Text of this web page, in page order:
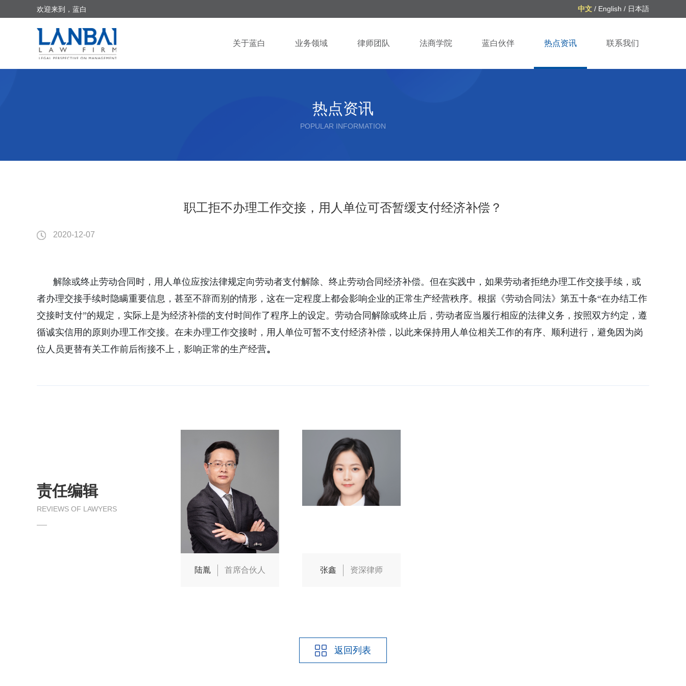
欢迎来到，蓝白 中文 / English / 日本語
关于蓝白 业务领域 律师团队 法商学院 蓝白伙伴 热点资讯 联系我们
热点资讯
POPULAR INFORMATION
职工拒不办理工作交接，用人单位可否暂缓支付经济补偿？
2020-12-07
解除或终止劳动合同时，用人单位应按法律规定向劳动者支付解除、终止劳动合同经济补偿。但在实践中，如果劳动者拒绝办理工作交接手续，或
者办理交接手续时隐瞒重要信息，甚至不辞而别的情形，这在一定程度上都会影响企业的正常生产经营秩序。根据《劳动合同法》第五十条“在办结工作
交接时支付”的规定，实际上是为经济补偿的支付时间作了程序上的设定。劳动合同解除或终止后，劳动者应当履行相应的法律义务，按照双方约定，遵
循诚实信用的原则办理工作交接。在未办理工作交接时，用人单位可暂不支付经济补偿，以此来保持用人单位相关工作的有序、顺利进行，避免因为岗
位人员更替有关工作前后衔接不上，影响正常的生产经营。
责任编辑
REVIEWS OF LAWYERS
陆胤 首席合伙人 张鑫 资深律师
返回列表